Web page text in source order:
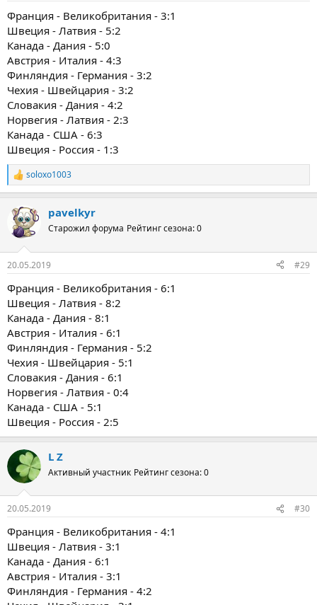
Франция - Великобритания - 3:1
Швеция - Латвия - 5:2
Канада - Дания - 5:0
Австрия - Италия - 4:3
Финляндия - Германия - 3:2
Чехия - Швейцария - 3:2
Словакия - Дания - 4:2
Норвегия - Латвия - 2:3
Канада - США - 6:3
Швеция - Россия - 1:3
Р
е
к
ц
и
soloxo1003
pavelkyr
Старожил форума Рейтинг сезона: 0
20.05.2019 #29
Франция - Великобритания - 6:1
Швеция - Латвия - 8:2
Канада - Дания - 8:1
Австрия - Италия - 6:1
Финляндия - Германия - 5:2
Чехия - Швейцария - 5:1
Словакия - Дания - 6:1
Норвегия - Латвия - 0:4
Канада - США - 5:1
Швеция - Россия - 2:5
L Z
Активный участник Рейтинг сезона: 0
20.05.2019 #30
Франция - Великобритания - 4:1
Швеция - Латвия - 3:1
Канада - Дания - 6:1
Австрия - Италия - 3:1
Финляндия - Германия - 4:2